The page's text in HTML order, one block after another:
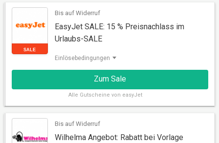
Bis auf Widerruf
EasyJet SALE: 15 % Preisnachlass im
Urlaubs-SALE
Einlösebedingungen
Zum Sale
Alle Gutscheine von easyJet
Bis auf Widerruf
Wilhelma Angebot: Rabatt bei Vorlage